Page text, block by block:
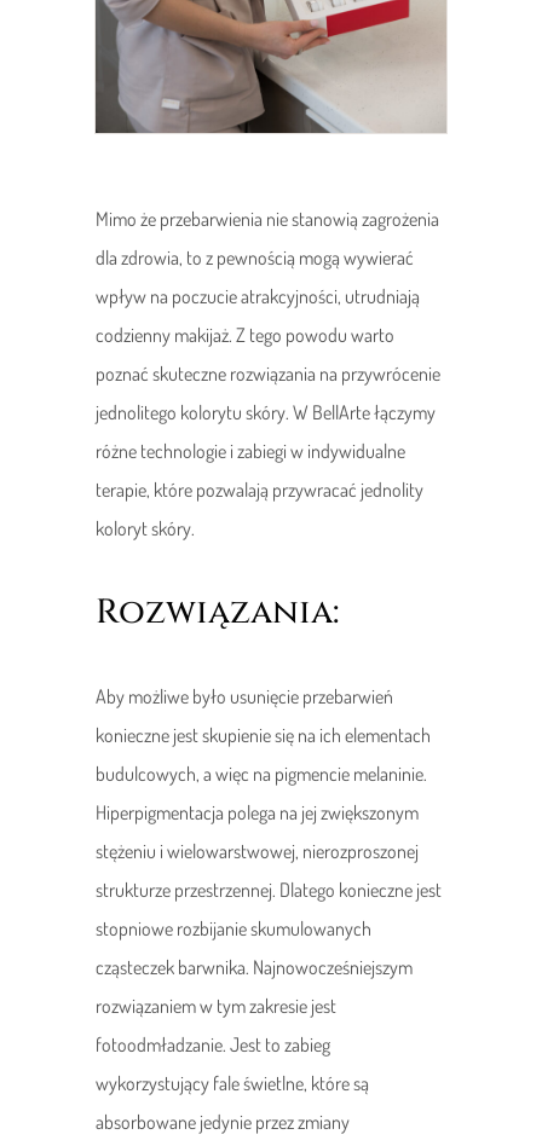
Mimo że przebarwienia nie stanowią zagrożenia
dla zdrowia, to z pewnością mogą wywierać
wpływ na poczucie atrakcyjności, utrudniają
codzienny makijaż. Z tego powodu warto
poznać skuteczne rozwiązania na przywrócenie
jednolitego kolorytu skóry. W BellArte łączymy
różne technologie i zabiegi w indywidualne
terapie, które pozwalają przywracać jednolity
koloryt skóry.
Rozwiązania:
Aby możliwe było usunięcie przebarwień
konieczne jest skupienie się na ich elementach
budulcowych, a więc na pigmencie melaninie.
Hiperpigmentacja polega na jej zwiększonym
stężeniu i wielowarstwowej, nierozproszonej
strukturze przestrzennej. Dlatego konieczne jest
stopniowe rozbijanie skumulowanych
cząsteczek barwnika. Najnowocześniejszym
rozwiązaniem w tym zakresie jest
fotoodmładzanie. Jest to zabieg
wykorzystujący fale świetlne, które są
absorbowane jedynie przez zmiany